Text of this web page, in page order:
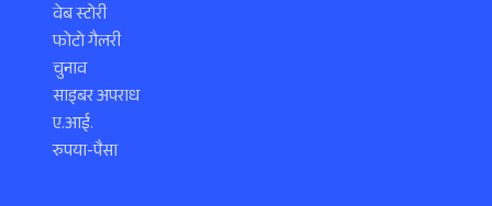
वेब स्टोरी
फोटो गैलरी
चुनाव
साइबर अपराध
ए.आई.
रुपया-पैसा